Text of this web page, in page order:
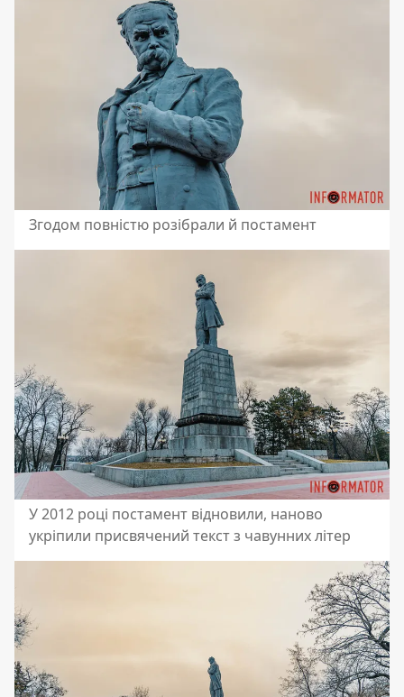
Згодом повністю розібрали й постамент
У 2012 році постамент відновили, наново
укріпили присвячений текст з чавунних літер